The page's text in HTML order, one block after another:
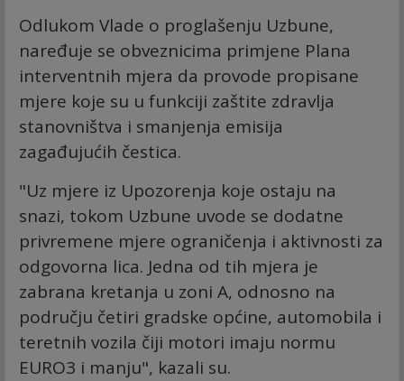
Odlukom Vlade o proglašenju Uzbune,
naređuje se obveznicima primjene Plana
interventnih mjera da provode propisane
mjere koje su u funkciji zaštite zdravlja
stanovništva i smanjenja emisija
zagađujućih čestica.
"Uz mjere iz Upozorenja koje ostaju na
snazi, tokom Uzbune uvode se dodatne
privremene mjere ograničenja i aktivnosti za
odgovorna lica. Jedna od tih mjera je
zabrana kretanja u zoni A, odnosno na
području četiri gradske općine, automobila i
teretnih vozila čiji motori imaju normu
EURO3 i manju", kazali su.